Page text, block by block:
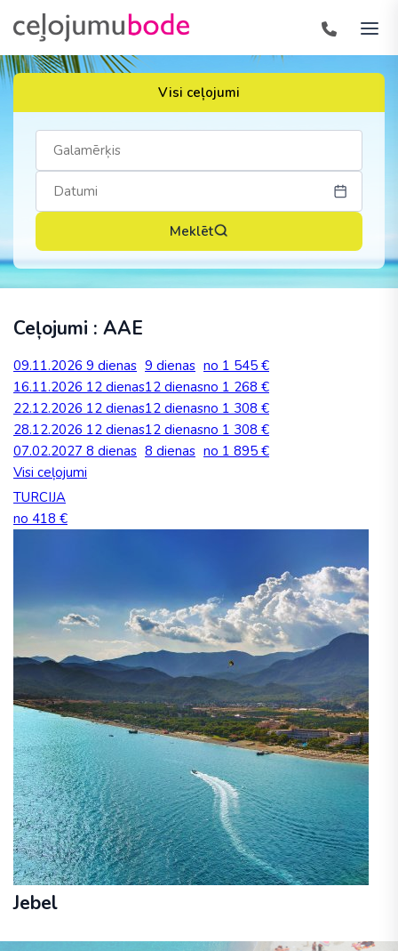
Visi ceļojumi
Meklēt
Ceļojumi : AAE
09.11.2026 9 dienas 9 dienas no 1 545 €
16.11.2026 12 dienas12 dienasno 1 268 €
22.12.2026 12 dienas12 dienasno 1 308 €
28.12.2026 12 dienas12 dienasno 1 308 €
07.02.2027 8 dienas 8 dienas no 1 895 €
Visi ceļojumi
TURCIJA
no 418 €
Jebel